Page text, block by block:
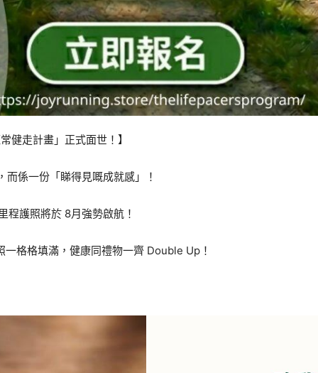
健走計畫」正式面世！】
係一份「睇得見嘅成就感」！
程護照將於 8月強勢啟航！
格格填滿，健康同禮物一齊 Double Up！